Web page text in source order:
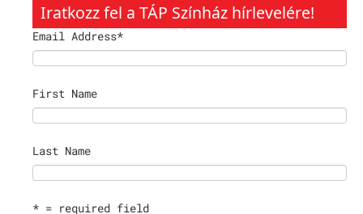
Iratkozz fel a TÁP Színház hírlevelére!
Email Address*
First Name
Last Name
* = required field